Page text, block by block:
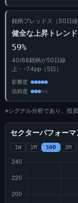
銘柄ブレッドス（50日線
健全な上昇トレンド
59%
40/68銘柄が50日線
上・-7.4pp（5日）
影響度
信頼度
※シグナル分析であり、投
セクターパフォー
1W 1M 50D 3M